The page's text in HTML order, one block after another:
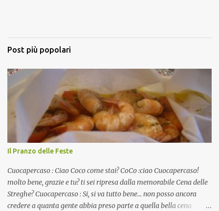
Post più popolari
Il Pranzo delle Feste
Cuocapercaso : Ciao Coco come stai? CoCo :ciao Cuocapercaso!
molto bene, grazie e tu? ti sei ripresa dalla memorabile Cena delle
Streghe? Cuocapercaso : Si, si va tutto bene… non posso ancora
credere a quanta gente abbia preso parte a quella bella cena